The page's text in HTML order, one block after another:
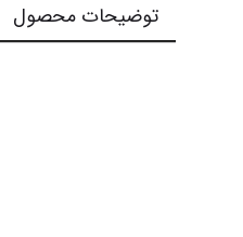
توضیحات محصول